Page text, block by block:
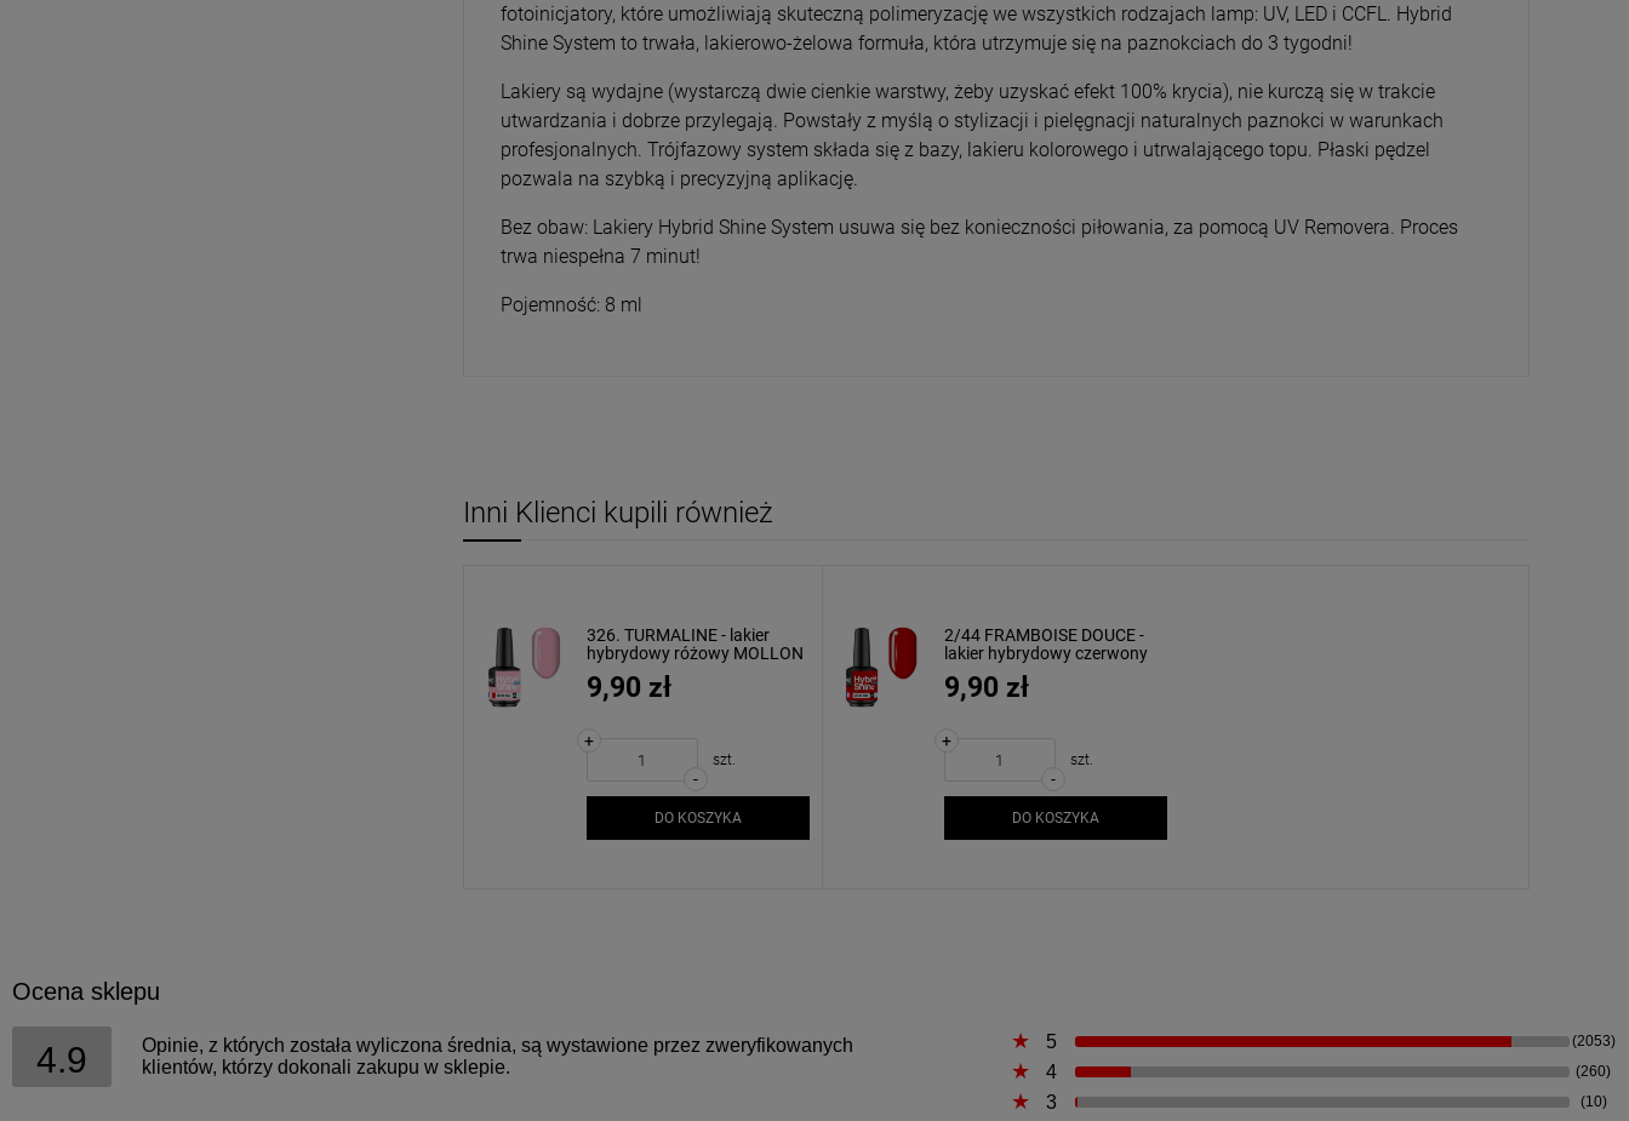
fotoinicjatory, które umożliwiają skuteczną polimeryzację we wszystkich rodzajach lamp: UV, LED i CCFL. Hybrid
Shine System to trwała, lakierowo-żelowa formuła, która utrzymuje się na paznokciach do 3 tygodni!
Lakiery są wydajne (wystarczą dwie cienkie warstwy, żeby uzyskać efekt 100% krycia), nie kurczą się w trakcie
utwardzania i dobrze przylegają. Powstały z myślą o stylizacji i pielęgnacji naturalnych paznokci w warunkach
profesjonalnych. Trójfazowy system składa się z bazy, lakieru kolorowego i utrwalającego topu. Płaski pędzel
pozwala na szybką i precyzyjną aplikację.
Bez obaw: Lakiery Hybrid Shine System usuwa się bez konieczności piłowania, za pomocą UV Removera. Proces
trwa niespełna 7 minut!
Pojemność: 8 ml
Inni Klienci kupili również
326. TURMALINE - lakier
hybrydowy różowy MOLLON
9,90 zł
-
+
szt.
DO KOSZYKA
2/44 FRAMBOISE DOUCE -
lakier hybrydowy czerwony
MOLLON HSS
9,90 zł
-
+
szt.
DO KOSZYKA
Ocena sklepu
4.9
Opinie, z których została wyliczona średnia, są wystawione przez zweryfikowanych
klientów, którzy dokonali zakupu w sklepie.
5 (2053)
4 (260)
3 (10)